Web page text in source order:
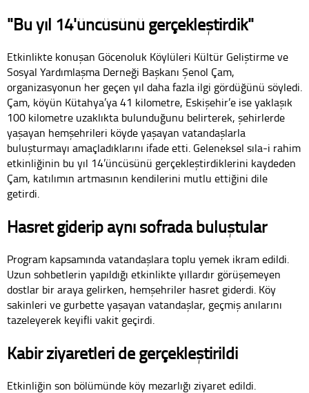
"Bu yıl 14'üncüsünü gerçekleştirdik"
Etkinlikte konuşan Göcenoluk Köylüleri Kültür Geliştirme ve
Sosyal Yardımlaşma Derneği Başkanı Şenol Çam,
organizasyonun her geçen yıl daha fazla ilgi gördüğünü söyledi.
Çam, köyün Kütahya’ya 41 kilometre, Eskişehir’e ise yaklaşık
100 kilometre uzaklıkta bulunduğunu belirterek, şehirlerde
yaşayan hemşehrileri köyde yaşayan vatandaşlarla
buluşturmayı amaçladıklarını ifade etti. Geleneksel sıla-i rahim
etkinliğinin bu yıl 14’üncüsünü gerçekleştirdiklerini kaydeden
Çam, katılımın artmasının kendilerini mutlu ettiğini dile
getirdi.
Hasret giderip aynı sofrada buluştular
Program kapsamında vatandaşlara toplu yemek ikram edildi.
Uzun sohbetlerin yapıldığı etkinlikte yıllardır görüşemeyen
dostlar bir araya gelirken, hemşehriler hasret giderdi. Köy
sakinleri ve gurbette yaşayan vatandaşlar, geçmiş anılarını
tazeleyerek keyifli vakit geçirdi.
Kabir ziyaretleri de gerçekleştirildi
Etkinliğin son bölümünde köy mezarlığı ziyaret edildi.